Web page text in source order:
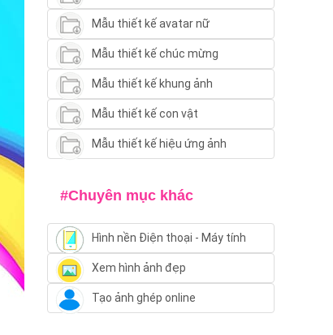
Mẫu thiết kế avatar nữ
Mẫu thiết kế chúc mừng
Mẫu thiết kế khung ảnh
Mẫu thiết kế con vật
Mẫu thiết kế hiệu ứng ảnh
#Chuyên mục khác
Hình nền Điện thoại - Máy tính
Xem hình ảnh đẹp
Tạo ảnh ghép online